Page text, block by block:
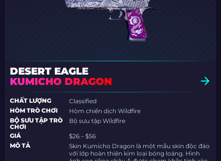
DESERT EAGLE
KUMICHO DRAGON
CHẤT LƯỢNG
Classified
HÒM TRÒ CHƠI
Hòm chiến dịch Wildfire
BỘ SƯU TẬP TRÒ
CHƠI
Bộ sưu tập Wildfire
GIÁ
$26 – $56
MÔ TẢ
Skin Kumicho Dragon là một mẫu skin độc đáo
với lớp hoàn thiện kim loại bóng loáng. Hình